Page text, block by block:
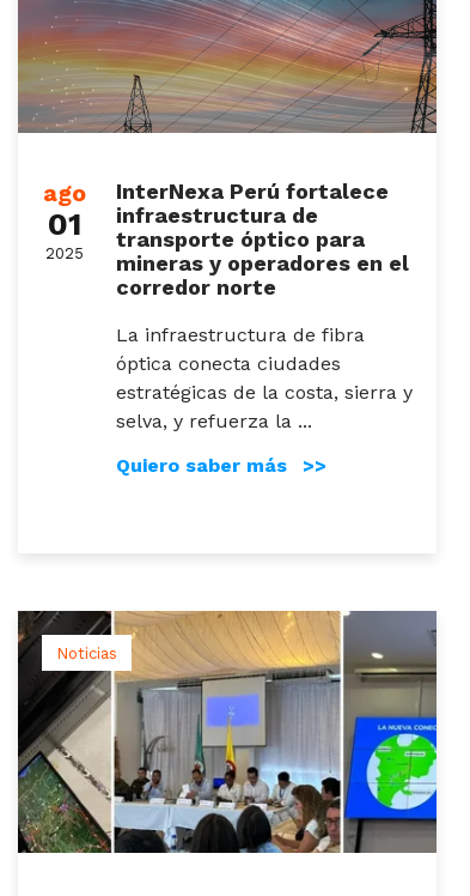
ago
01
2025
InterNexa Perú fortalece
infraestructura de
transporte óptico para
mineras y operadores en el
corredor norte
La infraestructura de fibra
óptica conecta ciudades
estratégicas de la costa, sierra y
selva, y refuerza la ...
Quiero saber más >>
Noticias